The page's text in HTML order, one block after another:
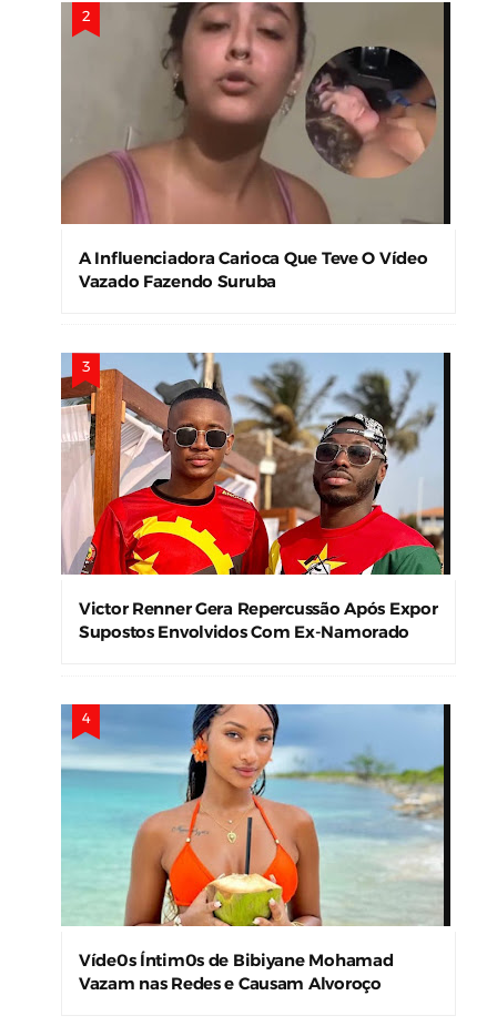
A Influenciadora Carioca Que Teve O Vídeo
Vazado Fazendo Suruba
Victor Renner Gera Repercussão Após Expor
Supostos Envolvidos Com Ex-Namorado
Víde0s Íntim0s de Bibiyane Mohamad
Vazam nas Redes e Causam Alvoroço